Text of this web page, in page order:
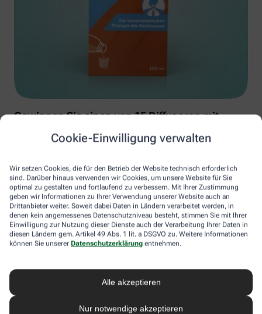
Cookie-Einwilligung verwalten
Wir setzen Cookies, die für den Betrieb der Website technisch erforderlich
sind. Darüber hinaus verwenden wir Cookies, um unsere Website für Sie
optimal zu gestalten und fortlaufend zu verbessern. Mit Ihrer Zustimmung
geben wir Informationen zu Ihrer Verwendung unserer Website auch an
Drittanbieter weiter. Soweit dabei Daten in Ländern verarbeitet werden, in
denen kein angemessenes Datenschutzniveau besteht, stimmen Sie mit Ihrer
Einwilligung zur Nutzung dieser Dienste auch der Verarbeitung Ihrer Daten in
diesen Ländern gem. Artikel 49 Abs. 1 lit. a DSGVO zu. Weitere Informationen
können Sie unserer Datenschutzerklärung entnehmen.
Alle akzeptieren
Nur notwendige akzeptieren
Gewinnen Sie einen von 15 Diffusoren mit
Wohlfühloase erschaffen können. Ein Diffusor verwandelt
ätherische Öle in eine sanfte Duftwolke, die Reizhusten lindert, die
Raumluft befeuchtet und so gerade im Winter trockener
Heizungsluft entgegenwirkt. Machen Sie mit und holen Sie sich
mit etwas Glück die wohltuende Kraft der Aromen und Öle direkt
ins Wohnzimmer.
Timerfunktion bis 20 m²
Mikrofeine Zerstäubung mit Ultraschall